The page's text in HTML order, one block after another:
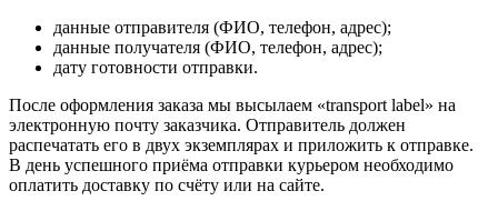
данные отправителя (ФИО, телефон, адрес);
данные получателя (ФИО, телефон, адрес);
дату готовности отправки.
После оформления заказа мы высылаем «transport label» на
электронную почту заказчика. Отправитель должен
распечатать его в двух экземплярах и приложить к отправке.
В день успешного приёма отправки курьером необходимо
оплатить доставку по счёту или на сайте.